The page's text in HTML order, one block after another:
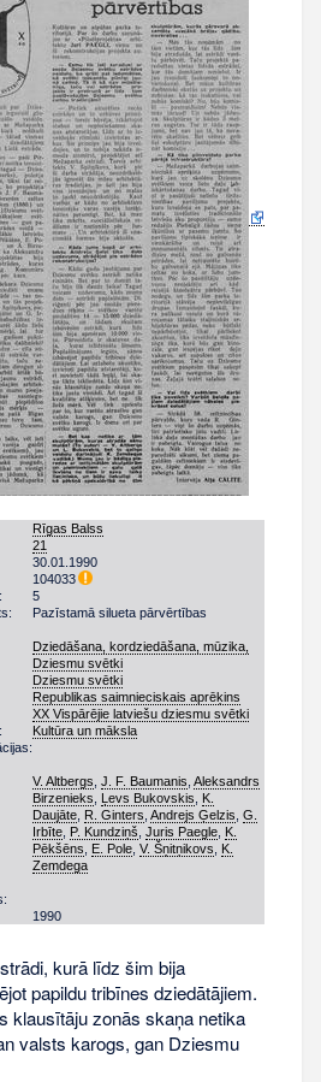
Rīgas Balss
21
30.01.1990
104033
5
Pazīstamā silueta pārvērtības
Dziedāšana, kordziedāšana, mūzika,
Dziesmu svētki
Dziesmu svētki
Republikas saimnieciskais aprēķins
XX Vispārējie latviešu dziesmu svētki
Kultūra un māksla
V. Altbergs ,J. F. Baumanis ,Aleksandrs
Birzenieks
Ļevs Bukovskis
K.
Daujāte R. Ginters ,Andrejs Ģelzis ,G.
Irbīte P. Kundziņš ,Juris Paegle K.
Pēkšēns
E. Pole ,V. Šņitņikovs
K.
Zemdega
1990
kurā līdz šim bija
papildu tribīnes dziedātājiem.
klausītāju zonās skaņa netika
valsts karogs, gan Dziesmu